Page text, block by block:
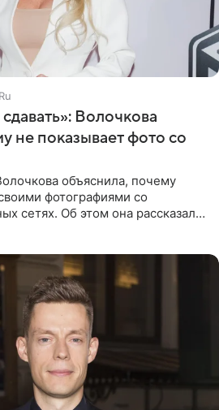
Волочкова
не показывает фото со
объяснила, почему
фотографиями со
сетях. Об этом она рассказала